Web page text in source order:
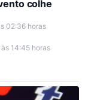
colhe
02:36 horas
14:45 horas